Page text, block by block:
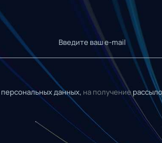
персональных данных, на получение